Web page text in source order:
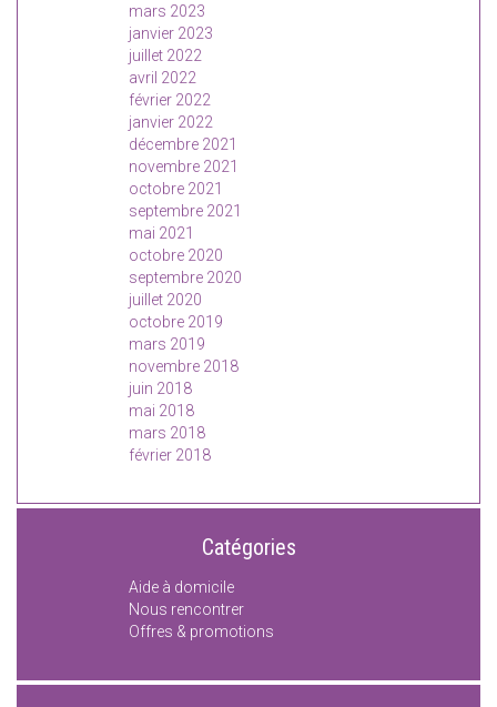
mars 2023
janvier 2023
juillet 2022
avril 2022
février 2022
janvier 2022
décembre 2021
novembre 2021
octobre 2021
septembre 2021
mai 2021
octobre 2020
septembre 2020
juillet 2020
octobre 2019
mars 2019
novembre 2018
juin 2018
mai 2018
mars 2018
février 2018
Catégories
Aide à domicile
Nous rencontrer
Offres & promotions